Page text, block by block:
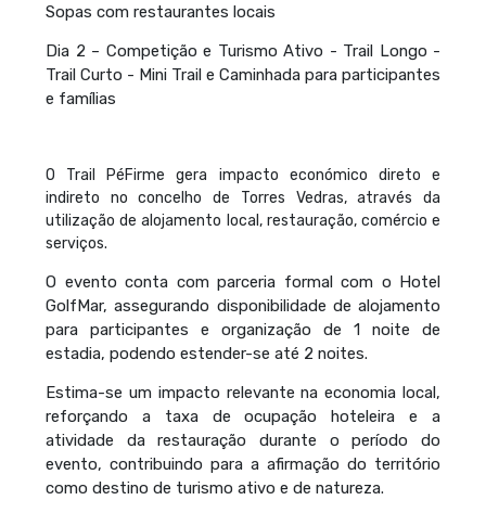
Sopas com restaurantes locais
Dia 2 – Competição e Turismo Ativo - Trail Longo -
Trail Curto - Mini Trail e Caminhada para participantes
e famílias
O Trail PéFirme gera impacto económico direto e
indireto no concelho de Torres Vedras, através da
utilização de alojamento local, restauração, comércio e
serviços.
O evento conta com parceria formal com o Hotel
GolfMar, assegurando disponibilidade de alojamento
para participantes e organização de 1 noite de
estadia, podendo estender-se até 2 noites.
Estima-se um impacto relevante na economia local,
reforçando a taxa de ocupação hoteleira e a
atividade da restauração durante o período do
evento, contribuindo para a afirmação do território
como destino de turismo ativo e de natureza.